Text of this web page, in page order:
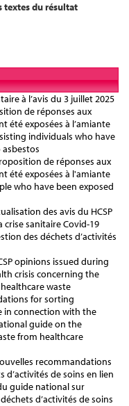
textes du résultat
à l’avis du 3 juillet 2025
de réponses aux
été exposées à l’amiante
individuals who have
de réponses aux
été exposées à l'amiante
who have been exposed
des avis du HCSP
crise sanitaire Covid-19
des déchets d’activités
opinions issued during
crisis concerning the
waste
for sorting
in connection with the
guide on the
from healthcare
recommandations
d’activités de soins en lien
guide national sur
d’activités de soins